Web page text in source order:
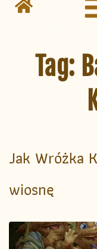
Tag:
Jak Wróżka
wiosnę